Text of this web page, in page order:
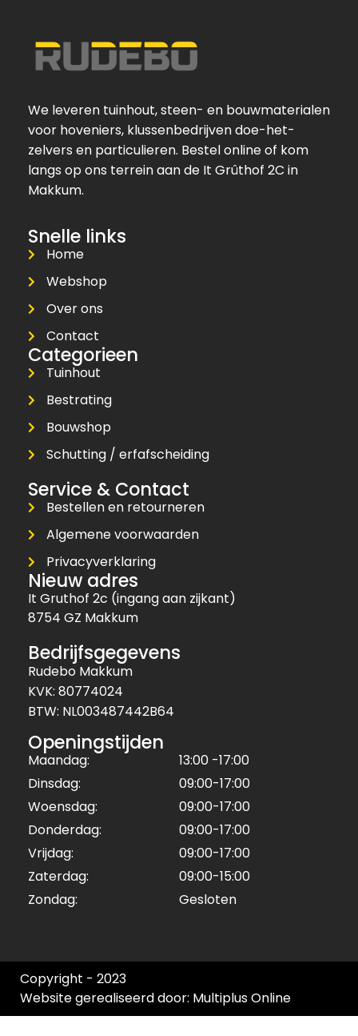
We leveren tuinhout, steen- en bouwmaterialen
voor hoveniers, klussenbedrijven doe-het-
zelvers en particulieren. Bestel online of kom
langs op ons terrein aan de It Grûthof 2C in
Makkum.
Snelle links
Home
Webshop
Over ons
Contact
Categorieen
Tuinhout
Bestrating
Bouwshop
Schutting / erfafscheiding
Service & Contact
Bestellen en retourneren
Algemene voorwaarden
Privacyverklaring
Nieuw adres
It Gruthof 2c (ingang aan zijkant)
8754 GZ Makkum
Bedrijfsgegevens
Rudebo Makkum
KVK: 80774024
BTW: NL003487442B64
Openingstijden
Maandag:
13:00 -17:00
Dinsdag:
09:00-17:00
Woensdag:
09:00-17:00
Donderdag:
09:00-17:00
Vrijdag:
09:00-17:00
Zaterdag:
09:00-15:00
Zondag:
Gesloten
Copyright - 2023
Website gerealiseerd door: Multiplus Online